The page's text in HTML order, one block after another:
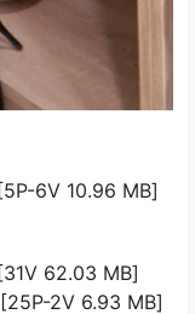
6V 10.96 MB]
62.03 MB]
2V 6.93 MB]